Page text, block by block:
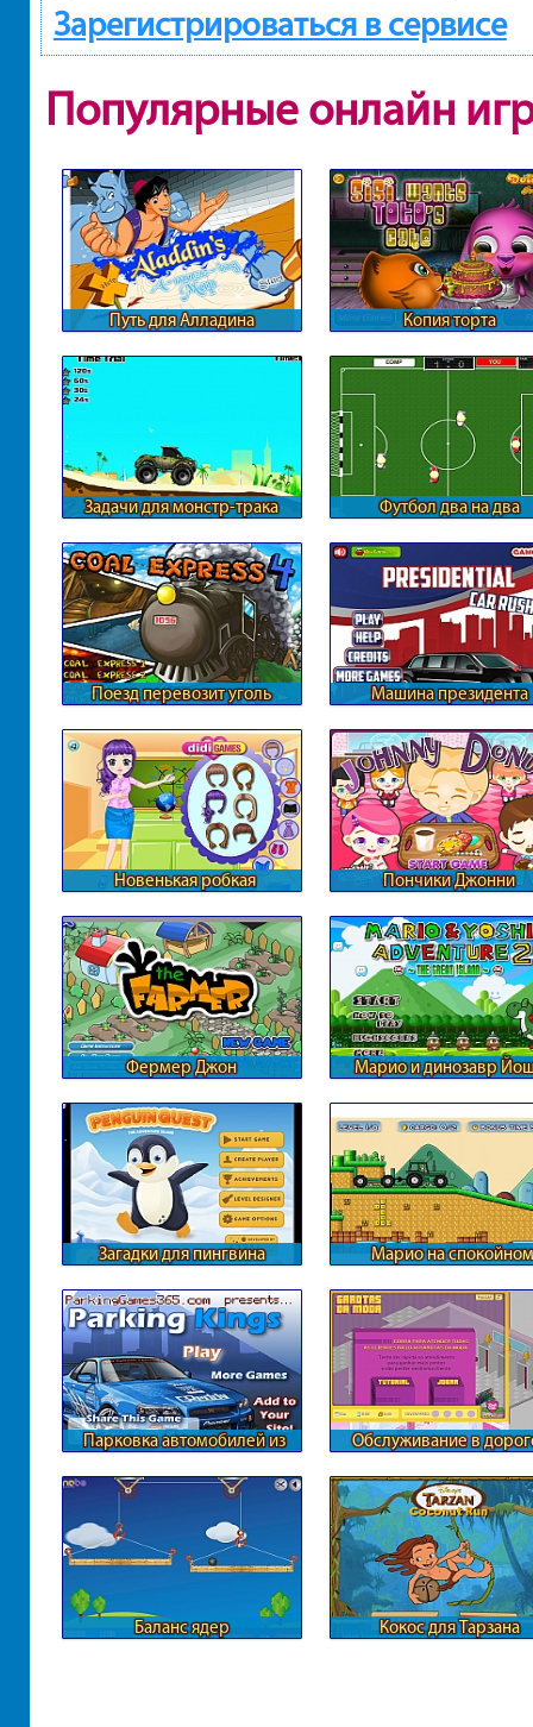
Зарегистрироваться в сервисе
Популярные онлайн
Путь для Алладина Копия торта
Задачи для монстр-трака Футбол два на два
Поезд перевозит уголь Машина президента
Новенькая робкая
Пончики Джонни
Фермер Джон Марио и динозавр
Загадки для пингвина
Марио на спокойном
Парковка автомобилей из
Обслуживание в
Баланс ядер Кокос для Тарзана